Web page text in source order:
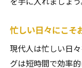
忙しい日々にこそ
現代人は忙しい日
グは短時間で効率